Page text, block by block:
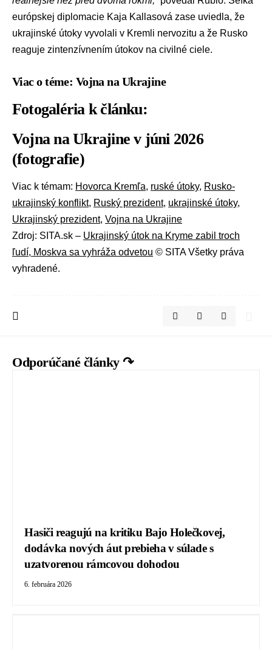
európskej diplomacie Kaja Kallasová zase uviedla, že
ukrajinské útoky vyvolali v Kremli nervozitu a že Rusko
reaguje zintenzívnením útokov na civilné ciele.
Viac o téme: Vojna na Ukrajine
Fotogaléria k článku:
Vojna na Ukrajine v júni 2026
(fotografie)
Viac k témam: Hovorca Kremľa, ruské útoky, Rusko-
ukrajinský konflikt, Ruský prezident, ukrajinské útoky,
Ukrajinský prezident, Vojna na Ukrajine
Zdroj: SITA.sk – Ukrajinský útok na Kryme zabil troch
ľudí, Moskva sa vyhráža odvetou © SITA Všetky práva
vyhradené.
Odporúčané články ↷
Hasiči reagujú na kritiku Bajo Holečkovej,
dodávka nových áut prebieha v súlade s
uzatvorenou rámcovou dohodou
6. februára 2026